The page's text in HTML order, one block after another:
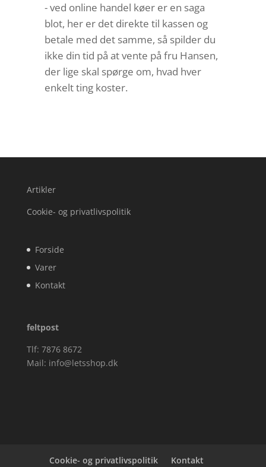
- ved online handel køer er en saga
blot, her er det direkte til kassen og
betale med det samme, så spilder du
ikke din tid på at vente på fru Hansen,
der lige skal spørge om, hvad hver
enkelt ting koster.
Artikler
Cookie- og privatlivspolitik
Forside
Varer
Kontakt
feltpost
Tlf: 7876 8672
Mail: info@letsshop.dk
Cookie- og privatlivspolitik Kontakt